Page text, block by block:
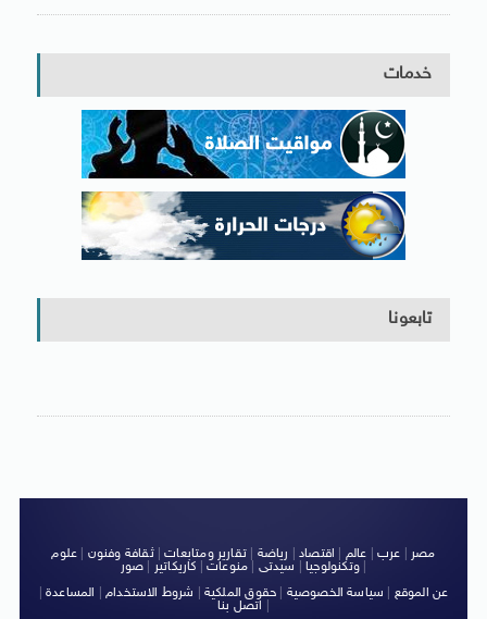
خدمات
تابعونا
مصر عرب عالم اقتصاد رياضة |تقارير ومتابعات|ثقافة وفنون
علوم
وتكنولوجيا| سيدتى منوعات كاريكاتير صور
|
عن الموقع
سياسة الخصوصية حقوق الملكية شروط الاستخدام| المساعدة|
اتصل بنا